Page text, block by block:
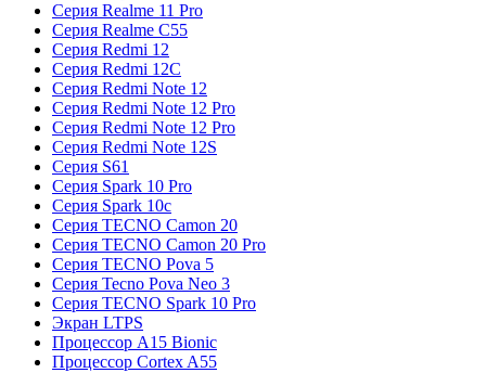
Серия Realme 11 Pro
Серия Realme C55
Серия Redmi 12
Серия Redmi 12C
Серия Redmi Note 12
Серия Redmi Note 12 Pro
Серия Redmi Note 12 Pro
Серия Redmi Note 12S
Серия S61
Серия Spark 10 Pro
Серия Spark 10c
Серия TECNO Camon 20
Серия TECNO Camon 20 Pro
Серия TECNO Pova 5
Серия Tecno Pova Neo 3
Серия TECNO Spark 10 Pro
Экран LTPS
Процессор A15 Bionic
Процессор Cortex A55